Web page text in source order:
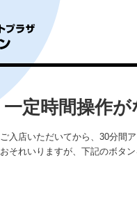
一定時間操作
ご入店いただいてから、30分間
おそれいりますが、下記のボタ